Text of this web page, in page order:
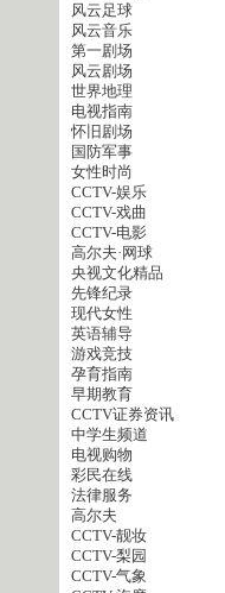
风云足球
风云音乐
第一剧场
风云剧场
世界地理
电视指南
怀旧剧场
国防军事
女性时尚
CCTV-娱乐
CCTV-戏曲
CCTV-电影
高尔夫·网球
央视文化精品
先锋纪录
现代女性
英语辅导
游戏竞技
孕育指南
早期教育
CCTV证券资讯
中学生频道
电视购物
彩民在线
法律服务
高尔夫
CCTV-靓妆
CCTV-梨园
CCTV-气象